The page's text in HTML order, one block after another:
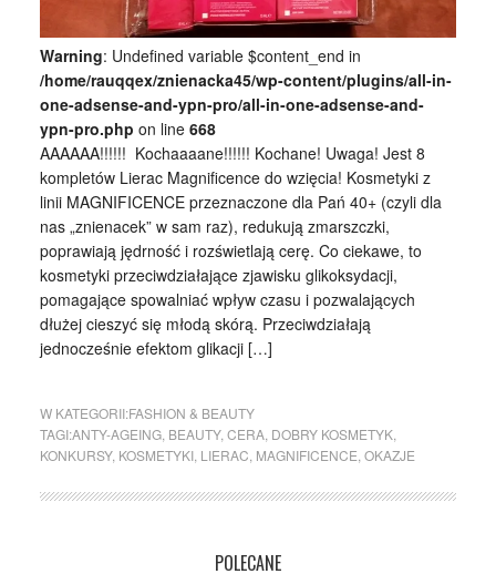
Warning: Undefined variable $content_end in
/home/rauqqex/znienacka45/wp-content/plugins/all-in-
one-adsense-and-ypn-pro/all-in-one-adsense-and-
ypn-pro.php on line 668
AAAAAA!!!!!! Kochaaaane!!!!!! Kochane! Uwaga! Jest 8
kompletów Lierac Magnificence do wzięcia! Kosmetyki z
linii MAGNIFICENCE przeznaczone dla Pań 40+ (czyli dla
nas „znienacek” w sam raz), redukują zmarszczki,
poprawiają jędrność i rozświetlają cerę. Co ciekawe, to
kosmetyki przeciwdziałające zjawisku glikoksydacji,
pomagające spowalniać wpływ czasu i pozwalających
dłużej cieszyć się młodą skórą. Przeciwdziałają
jednocześnie efektom glikacji […]
W KATEGORII:FASHION & BEAUTY
TAGI:ANTY-AGEING, BEAUTY, CERA, DOBRY KOSMETYK,
KONKURSY, KOSMETYKI, LIERAC MAGNIFICENCE OKAZJE
POLECANE